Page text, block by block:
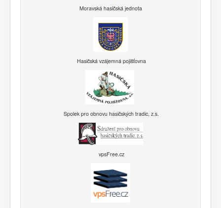
Moravská hasičská jednota
Hasičská vzájemná pojišťovna
Spolek pro obnovu hasičských tradic, z.s.
vpsFree.cz